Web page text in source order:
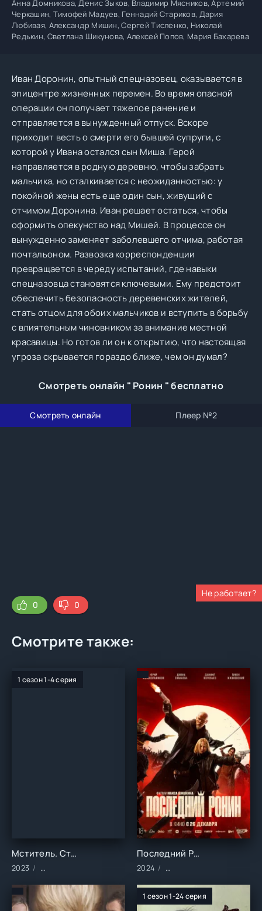
Анна Домникова, Денис Зыков, Владимир Мясников, Артемий
Черкашин, Тимофей Мадуев, Геннадий Стариков, Дария
Любивая, Александр Мишин, Сергей Тисленко, Николай
Редькин, Светлана Шикунова, Алексей Попов, Мария Бахарева
Иван Доронин, опытный спецназовец, оказывается в
эпицентре жизненных перемен. Во время опасной
операции он получает тяжелое ранение и
отправляется в вынужденный отпуск. Вскоре
приходит весть о смерти его бывшей супруги, с
которой у Ивана остался сын Миша. Герой
направляется в родную деревню, чтобы забрать
мальчика, но сталкивается с неожиданностью: у
покойной жены есть еще один сын, живущий с
отчимом Доронина. Иван решает остаться, чтобы
оформить опекунство над Мишей. В процессе он
вынужденно заменяет заболевшего отчима, работая
почтальоном. Развозка корреспонденции
превращается в череду испытаний, где навыки
спецназовца становятся ключевыми. Ему предстоит
обеспечить безопасность деревенских жителей,
стать отцом для обоих мальчиков и вступить в борьбу
с влиятельным чиновником за внимание местной
красавицы. Но готов ли он к открытию, что настоящая
угроза скрывается гораздо ближе, чем он думал?
Смотреть онлайн " Ронин " бесплатно
Смотреть онлайн Плеер №2
Не работает?
0
0
Смотрите также:
1 сезон 1-4 серия
Мститель. Страшный лес (1 сезон)
2023 Сериалы/2023 год/Зарубежные/Русские/Боевики/Драма/
Последний Ронин ()
2024 Фильмы/2024 год/
1 сезон 1-24 серия